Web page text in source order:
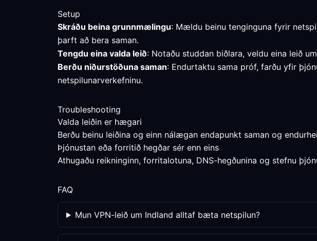
Setup
Skráðu beina grunnmælingu: Mældu beinu tenginguna fyrir
þarft að bera saman.
Tengdu eina valda leið: Notaðu studdan biðlara, veldu eina leið
Berðu niðurstöðuna saman: Endurtaktu sama próf, farðu yfir
netspilunarverkefninu.
Troubleshooting
Valda leiðin er hægari
Berðu beinu leiðina og einn nálægan endapunkt saman og
Þjónustan eða forritið hegðar sér enn eins
Athugaðu reikninginn, forritalotuna, DNS-hegðunina og stefnu
FAQ
Mun VPN-leið um Indland alltaf bæta netspilun?